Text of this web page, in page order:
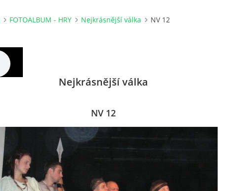
FOTOALBUM - HRY Nejkrásnější válka NV 12
Nejkrásnější válka
NV 12